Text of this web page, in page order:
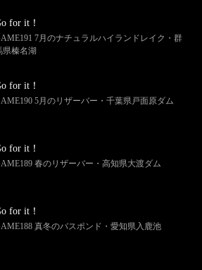
for it！
7月のナチュラルハイランドレイク・群
県榛名湖
for it！
5月のリザーバー・千葉県戸面原ダム
for it！
春のリザーバー・高知県大渡ダム
for it！
真冬のバスポンド・愛知県入鹿池